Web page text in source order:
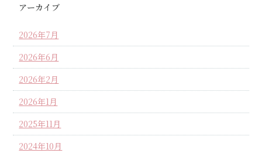
アーカイブ
2026年7月
2026年6月
2026年2月
2026年1月
2025年11月
2024年10月